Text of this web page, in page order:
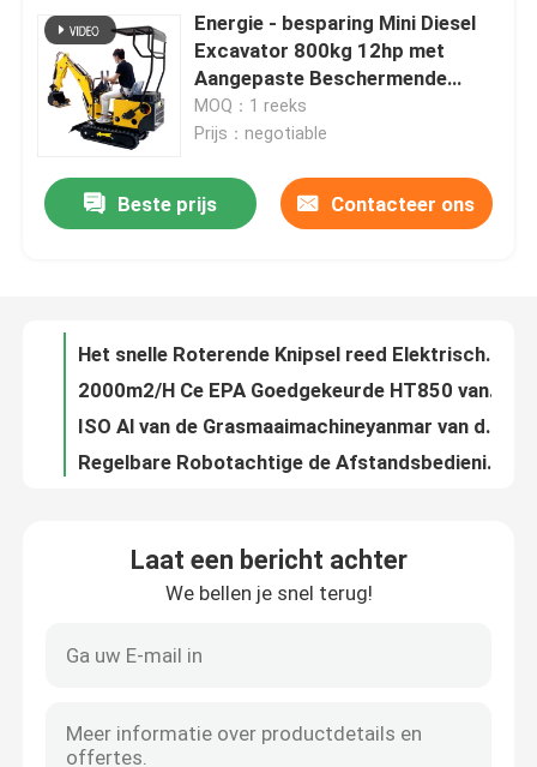
Thuis
Producten
Over ons
Contacteer ons
Vraag een offerte aan
kleine hydraulische graafmachine
Energie - besparing Mini Diesel
Excavator 800kg 12hp met
Aangepaste Beschermende
Dekking
MOQ：1 reeks
Prijs：negotiable
Beste prijs Contacteer ons
OEM ODM Mini Crawler Lawn Mower Small het Automatische Grasmaaimachine Snelle Wieden
Regelbare Robotachtige de Afstandsbedieningmaaimachine Op batterijen van de Hoogte Automatische Grasmaaimachine
Laat een bericht achter
We bellen je snel terug!